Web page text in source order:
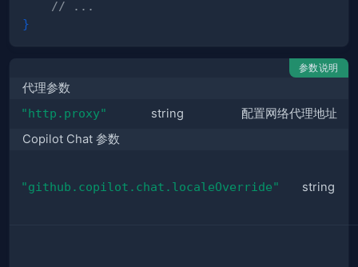
// ...
}
参数说明
代理参数
"http.proxy" string
配置网络代理地址
Copilot Chat 参数
"github.copilot.chat.localeOverride" string